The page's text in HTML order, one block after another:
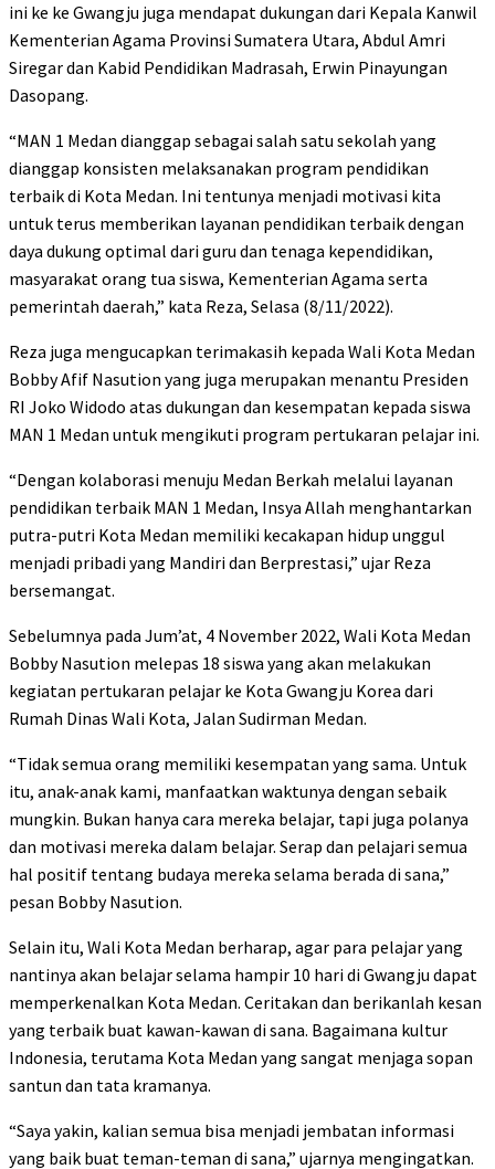
ini ke ke Gwangju juga mendapat dukungan dari Kepala Kanwil
Kementerian Agama Provinsi Sumatera Utara, Abdul Amri
Siregar dan Kabid Pendidikan Madrasah, Erwin Pinayungan
Dasopang.
“MAN 1 Medan dianggap sebagai salah satu sekolah yang
dianggap konsisten melaksanakan program pendidikan
terbaik di Kota Medan. Ini tentunya menjadi motivasi kita
untuk terus memberikan layanan pendidikan terbaik dengan
daya dukung optimal dari guru dan tenaga kependidikan,
masyarakat orang tua siswa, Kementerian Agama serta
pemerintah daerah,” kata Reza, Selasa (8/11/2022).
Reza juga mengucapkan terimakasih kepada Wali Kota Medan
Bobby Afif Nasution yang juga merupakan menantu Presiden
RI Joko Widodo atas dukungan dan kesempatan kepada siswa
MAN 1 Medan untuk mengikuti program pertukaran pelajar ini.
“Dengan kolaborasi menuju Medan Berkah melalui layanan
pendidikan terbaik MAN 1 Medan, Insya Allah menghantarkan
putra-putri Kota Medan memiliki kecakapan hidup unggul
menjadi pribadi yang Mandiri dan Berprestasi,” ujar Reza
bersemangat.
Sebelumnya pada Jum’at, 4 November 2022, Wali Kota Medan
Bobby Nasution melepas 18 siswa yang akan melakukan
kegiatan pertukaran pelajar ke Kota Gwangju Korea dari
Rumah Dinas Wali Kota, Jalan Sudirman Medan.
“Tidak semua orang memiliki kesempatan yang sama. Untuk
itu, anak-anak kami, manfaatkan waktunya dengan sebaik
mungkin. Bukan hanya cara mereka belajar, tapi juga polanya
dan motivasi mereka dalam belajar. Serap dan pelajari semua
hal positif tentang budaya mereka selama berada di sana,”
pesan Bobby Nasution.
Selain itu, Wali Kota Medan berharap, agar para pelajar yang
nantinya akan belajar selama hampir 10 hari di Gwangju dapat
memperkenalkan Kota Medan. Ceritakan dan berikanlah kesan
yang terbaik buat kawan-kawan di sana. Bagaimana kultur
Indonesia, terutama Kota Medan yang sangat menjaga sopan
santun dan tata kramanya.
“Saya yakin, kalian semua bisa menjadi jembatan informasi
yang baik buat teman-teman di sana,” ujarnya mengingatkan.